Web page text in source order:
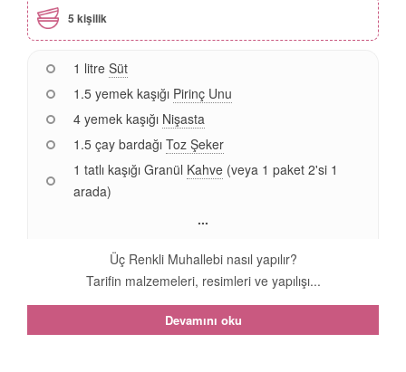
5 kişilik
1 litre Süt
1.5 yemek kaşığı Pirinç Unu
4 yemek kaşığı Nişasta
1.5 çay bardağı Toz Şeker
1 tatlı kaşığı Granül Kahve (veya 1 paket 2'si 1
arada)
...
Üç Renkli Muhallebi nasıl yapılır?
Tarifin malzemeleri, resimleri ve yapılışı...
Devamını oku